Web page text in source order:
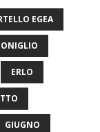
EGEA
ERLO
GIUGNO